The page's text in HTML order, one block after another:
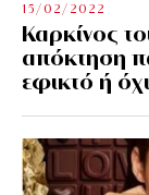
15/02/2022
Καρκίνος
απόκτηση
εφικτό ή